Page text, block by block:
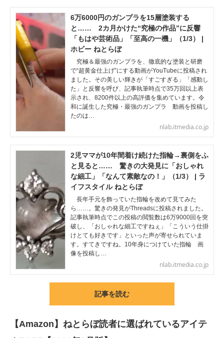
6万6000円のガンプラを15層塗装する
と…… 2カ月かけた“究極の作品”に反響
「もはや芸術品」「至高の一機」（1/3） |
ホビー ねとらぼ
究極＆最強のガンプラを、徹底的な塗装と研磨
で“超黄金仕上げ”にする動画がYouTubeに投稿され
ました。その美しい輝きが「すごすぎる」「感動し
た」と反響を呼び、記事執筆時点で35万回以上表
示され、8200件以上の高評価を集めています。令
和に誕生した究極・最強のガンプラ 動画を投稿し
たのは…
nlab.itmedia.co.jp
2児ママが10年間着け続けた指輪→裏側をふ
と見ると…… 驚きの大発見に「おしゃれ
な細工」「なんて素敵なの！」（1/3） | ラ
イフスタイル ねとらぼ
長年手元を飾っていた指輪を改めて見てみた
ら……。驚きの発見がThreadsに投稿されました。
記事執筆時点でこの投稿の閲覧数は6万9000回を突
破し、「おしゃれな細工ですねぇ」「こういう仕掛
けとても好きです」といった声が寄せられていま
す。すてきですね。10年身につけていた指輪 画
像を投稿し…
nlab.itmedia.co.jp
記事を読む
【Amazon】ねとらぼ読者に選ばれているアイテ